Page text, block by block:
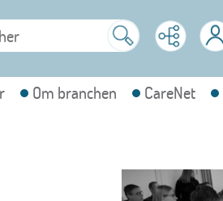
Om branchen CareNet